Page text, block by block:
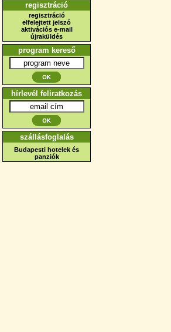
regisztráció
regisztráció
elfelejtett jelszó
aktivációs e-mail
újraküldés
program kereső
hírlevél feliratkozás
szállásfoglalás
Budapesti hotelek és
panziók